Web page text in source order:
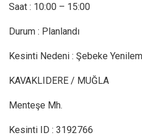
Saat : 10:00 – 15:00
Durum : Planlandı
Kesinti Nedeni : Şebeke
KAVAKLIDERE / MUĞLA
Menteşe Mh.
Kesinti ID : 3192766